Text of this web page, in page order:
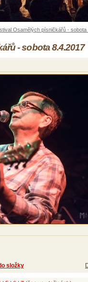
Osamělých písničkářů - sobota
- sobota 8.4.2017
složky